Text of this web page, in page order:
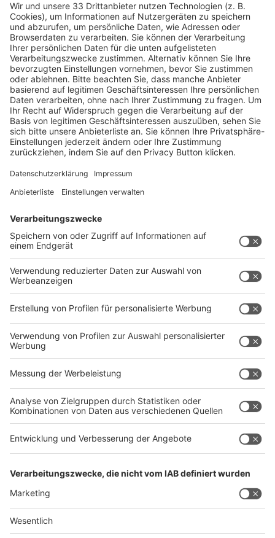
Bewachungen
Logistik / Spedition
Kran- und Hebefahrzeuge
Arbeitsbühnen
Nachschubflächen
Container Stellfläche
Container Vermietung
Lagerung
Verpackung und Versand
Stellplatz Cateringfahrzeuge
Party und Catering
Ausstellerabend
Standparty
Catering
Konferenz- und Meetingräume
Foto-, Film- und Videoproduktion
Hotelschiffe
Marketing & Presse
Eintrittsgutscheine
Werbung in Messemedien
Unternehmenspräsentationen
Produktpräsentation
Digitale Banner
Videos
Außenwerbung
Presse
Werbemittel
Sponsoring
360° Scan vom Messestand
Informationen